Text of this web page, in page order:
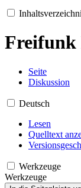
Freifunk
Seite
Diskussion
Deutsch
Lesen
Quelltext
Werkzeuge
Werkzeuge